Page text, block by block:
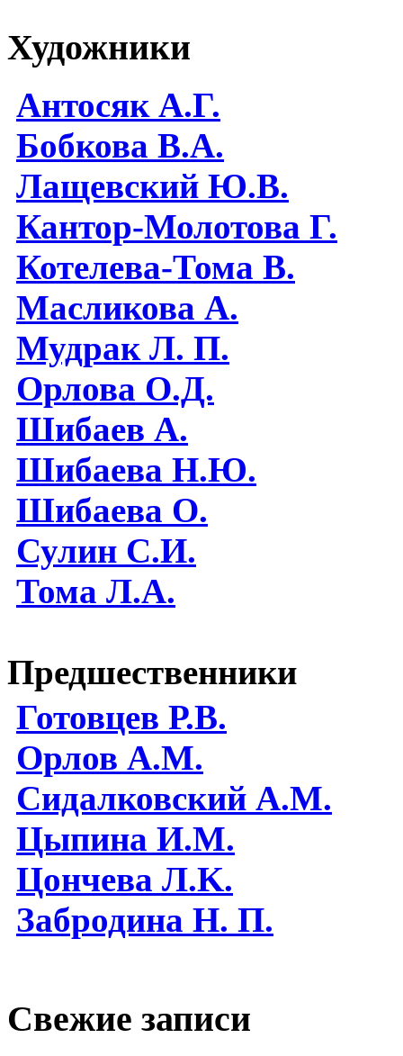
Художники
Антосяк А.Г.
Бобкова В.А.
Лащевский Ю.В.
Кантор-Молотова Г.
Котелева-Тома В.
Масликова А.
Мудрак Л. П.
Орлова О.Д.
Шибаев А.
Шибаева Н.Ю.
Шибаева O.
Сулин С.И.
Тома Л.А.
Предшественники
Готовцев Р.В.
Орлов А.М.
Сидалковский А.М.
Цыпина И.М.
Цончева Л.K.
Забродина Н. П.
Свежие записи